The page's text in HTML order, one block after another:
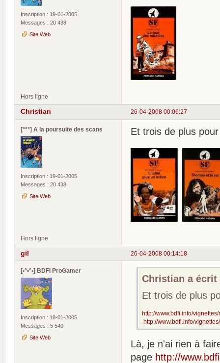
Inscription : 19-01-2005
Messages : 20 438
Site Web
Hors ligne
26-04-2008 00:06:27
Christian
[°*°] A la poursuite des scans
Inscription : 19-01-2005
Messages : 20 438
Site Web
Et trois de plus
Hors ligne
26-04-2008 00:14:18
gil
[•°•°•] BDFI ProGamer
Inscription : 18-01-2005
Messages : 5 540
Site Web
Christian a écrit
Et trois de plus
http://www.bdfi.info/
http://www.bdfi.info/
Là, je n'ai rien à
page http://